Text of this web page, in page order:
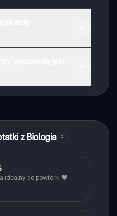
za darmo. Dodatkowo
z Biologia 9
idealny do powtórki ❤️